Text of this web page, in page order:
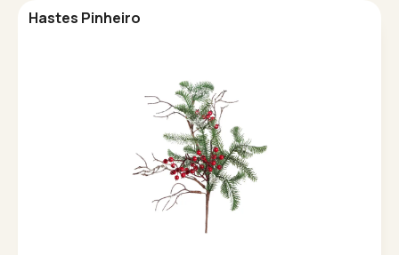
Hastes Pinheiro